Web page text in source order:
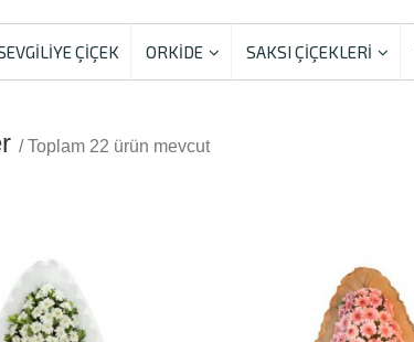
ÇİÇEK ORKİDE SAKSI ÇİÇEKLERİ
/ Toplam 22 ürün mevcut